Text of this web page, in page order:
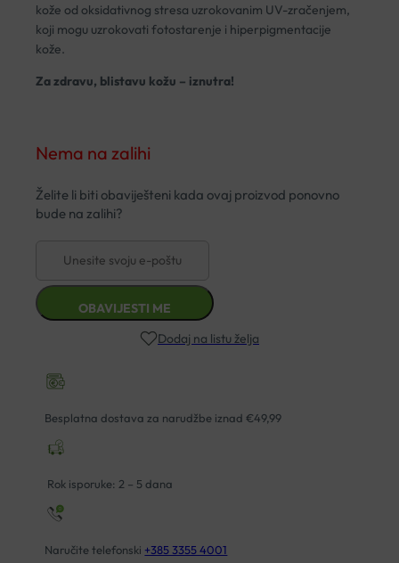
kože od oksidativnog stresa uzrokovanim UV-zračenjem,
koji mogu uzrokovati fotostarenje i hiperpigmentacije
kože.
Za zdravu, blistavu kožu – iznutra!
Nema na zalihi
Dodaj na listu želja
Besplatna dostava za narudžbe iznad €49,99
Rok isporuke: 2 – 5 dana
Naručite telefonski +385 3355 4001